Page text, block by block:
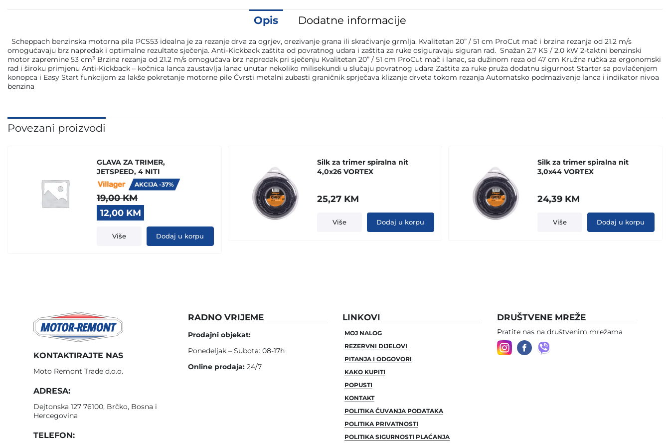
Opis Dodatne informacije
Scheppach benzinska motorna pila PCS53 idealna je za rezanje drva za ogrjev, orezivanje grana ili skraćivanje grmlja. Kvalitetan 20” / 51 cm ProCut mač i brzina rezanja od 21.2 m/s
omogućavaju brz napredak i optimalne rezultate sječenja. Anti-Kickback zaštita od povratnog udara i zaštita za ruke osiguravaju siguran rad. Snažan 2.7 KS / 2.0 kW 2-taktni benzinski
motor zapremine 53 cm³ Brzina rezanja od 21.2 m/s omogućava brz napredak pri sječenju Kvalitetan 20” / 51 cm ProCut mač i lanac, sa dužinom reza od 47 cm Kružna ručka za ergonomski
rad i široku primjenu Anti-Kickback – kočnica lanca zaustavlja lanac unutar nekoliko milisekundi u slučaju povratnog udara Zaštita za ruke pruža dodatnu sigurnost Starter sa povlačenjem
konopca i Easy Start funkcijom za lakše pokretanje motorne pile Čvrsti metalni zubasti graničnik sprječava klizanje drveta tokom rezanja Automatsko podmazivanje lanca i indikator nivoa
benzina
Povezani proizvodi
GLAVA ZA TRIMER,
JETSPEED, 4 NITI
AKCIJA -37%
19,00KM
Original
price
was:
12,00 KM
price
12,00 KM.
Više Dodaj u korpu
Silk za trimer spiralna nit
4,0x26 VORTEX
25,27 KM
Više Dodaj u korpu
Silk za trimer spiralna nit
3,0x44 VORTEX
24,39 KM
Više Dodaj u korpu
KONTAKTIRAJTE NAS
Moto Remont Trade d.o.o.
ADRESA:
Dejtonska 127 76100, Brčko, Bosna i
Hercegovina
TELEFON:
RADNO VRIJEME
Prodajni objekat:
Ponedeljak – Subota: 08-17h
Online prodaja: 24/7
LINKOVI
MOJ NALOG
REZERVNI DIJELOVI
PITANJA I ODGOVORI
KAKO KUPITI
POPUSTI
KONTAKT
POLITIKA ČUVANJA PODATAKA
POLITIKA PRIVATNOSTI
POLITIKA SIGURNOSTI PLAĆANJA
DRUŠTVENE MREŽE
Pratite nas na društvenim mrežama